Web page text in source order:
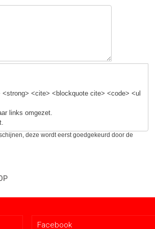
<cite> <blockquote cite> <code> <ul
links omgezet.
deze wordt eerst goedgekeurd door de
Facebook